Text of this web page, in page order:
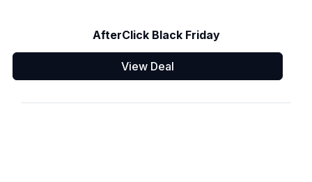
AfterClick Black Friday
View Deal